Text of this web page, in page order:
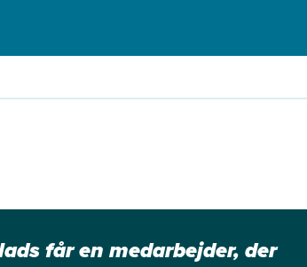
får en medarbejder, der